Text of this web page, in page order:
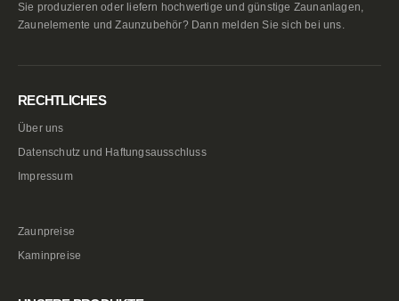
Sie produzieren oder liefern hochwertige und günstige Zaunanlagen,
Zaunelemente und Zaunzubehör? Dann melden Sie sich bei uns.
RECHTLICHES
Über uns
Datenschutz und Haftungsausschluss
Impressum
Zaunpreise
Kaminpreise